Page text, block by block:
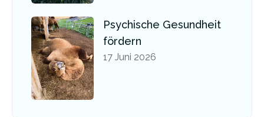
Psychische Gesundheit
fördern
17 Juni 2026